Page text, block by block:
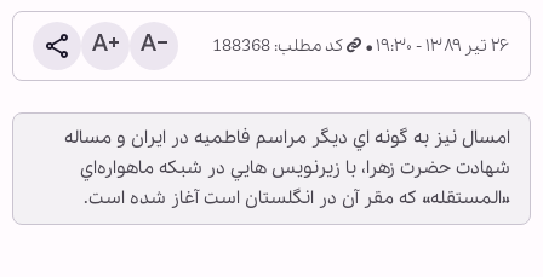
۲۶ تیر ۱۳۸۹ - ۱۹:۳۰ کد مطلب: 188368
امسال نيز به گونه اي ديگر مراسم فاطميه در ايران و مساله
شهادت حضرت زهرا، با زيرنويس هايي در شبکه ماهواره‌اي
«المستقله» که مقر آن در انگلستان است آغاز شده است.